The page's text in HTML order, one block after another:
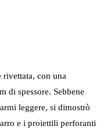
con una
di spessore. Sebbene
leggere, si dimostrò
e i proiettili perforanti